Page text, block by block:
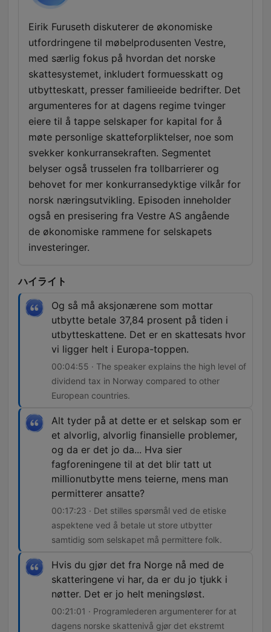
Eirik Furuseth diskuterer de økonomiske
utfordringene til møbelprodusenten Vestre,
med særlig fokus på hvordan det norske
skattesystemet, inkludert formuesskatt og
utbytteskatt, presser familieeide bedrifter. Det
argumenteres for at dagens regime tvinger
eiere til å tappe selskaper for kapital for å
møte personlige skatteforpliktelser, noe som
svekker konkurransekraften. Segmentet
belyser også trusselen fra tollbarrierer og
behovet for mer konkurransedyktige vilkår for
norsk næringsutvikling. Episoden inneholder
også en presisering fra Vestre AS angående
de økonomiske rammene for selskapets
investeringer.
ハイライト
Og så må aksjonærene som mottar
utbytte betale 37,84 prosent på tiden i
utbytteskattene. Det er en skattesats hvor
vi ligger helt i Europa-toppen.
00:04:55 · The speaker explains the high level of
dividend tax in Norway compared to other
European countries.
Alt tyder på at dette er et selskap som er
et alvorlig, alvorlig finansielle problemer,
og da er det jo da... Hva sier
fagforeningene til at det blir tatt ut
millionutbytte mens teierne, mens man
permitterer ansatte?
00:17:23 · Det stilles spørsmål ved de etiske
aspektene ved å betale ut store utbytter
samtidig som selskapet må permittere folk.
Hvis du gjør det fra Norge nå med de
skatteringene vi har, da er du jo tjukk i
nøtter. Det er jo helt meningsløst.
00:21:01 · Programlederen argumenterer for at
dagens norske skattenivå gjør det ekstremt